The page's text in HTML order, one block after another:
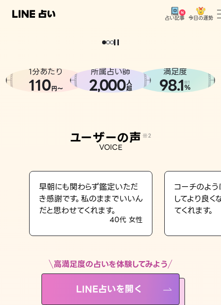
占い記事 今日の運勢
相談事例
LINE占いを開く
※LINEアプリ内のサービスページへ遷移します
どうせなら
。
1分あたり
110円〜
所属占い師
2,000人
超
満足度
98.1※1
%
ユーザーの声 ※2
VOICE
早朝にも関わらず鑑定いただ
き感謝です。私のままでいいん
だと思わせてくれます。
40代 女性
コーチのよ
してより良
てくれます。
高満足度の占いを体験してみよう
LINE占いを開く